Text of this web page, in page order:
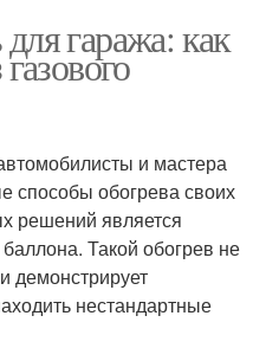
гаража: как
и мастера
способы обогрева своих
решений является
Такой обогрев не
демонстрирует
нестандартные